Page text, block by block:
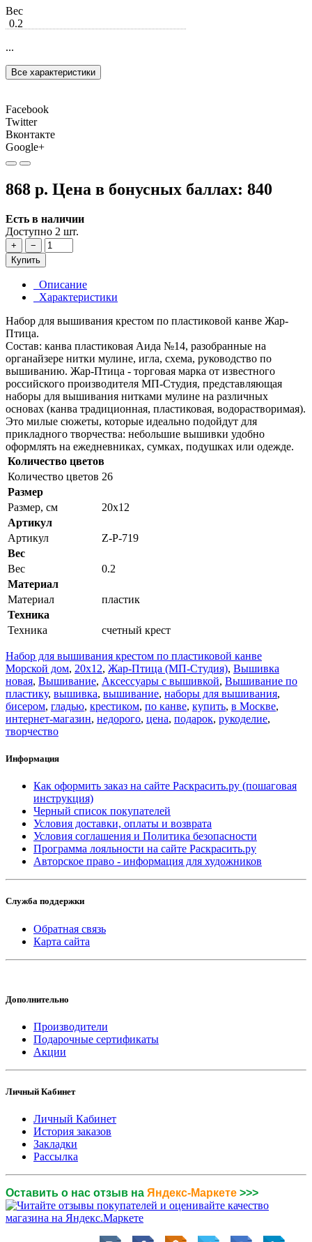
Вес
0.2
...
Все характеристики
Facebook
Twitter
Вконтакте
Google+
868 р. Цена в бонусных баллах: 840
Есть в наличии
Доступно 2 шт.
+
−
Купить
Описание
Характеристики
Набор для вышивания крестом по пластиковой канве Жар-
Птица.
Состав: канва пластиковая Аида №14, разобранные на
органайзере нитки мулине, игла, схема, руководство по
вышиванию. Жар-Птица - торговая марка от известного
российского производителя МП-Студия, представляющая
наборы для вышивания нитками мулине на различных
основах (канва традиционная, пластиковая, водорастворимая).
Это милые сюжеты, которые идеально подойдут для
прикладного творчества: небольшие вышивки удобно
оформлять на ежедневниках, сумках, подушках или одежде.
Количество цветов
Количество цветов 26
Размер
Размер, см
20x12
Артикул
Артикул
Z-Р-719
Вес
Вес
0.2
Материал
Материал
пластик
Техника
Техника
счетный крест
Набор для вышивания крестом по пластиковой канве
Морской дом, 20x12, Жар-Птица (МП-Студия), Вышивка
новая, Вышивание, Аксессуары с вышивкой, Вышивание по
пластику, вышивка, вышивание, наборы для вышивания,
бисером, гладью, крестиком, по канве, купить, в Москве,
интернет-магазин, недорого, цена, подарок, рукоделие,
творчество
Информация
Как оформить заказ на сайте Раскрасить.ру (пошаговая
инструкция)
Черный список покупателей
Условия доставки, оплаты и возврата
Условия соглашения и Политика безопасности
Программа лояльности на сайте Раскрасить.ру
Авторское право - информация для художников
Служба поддержки
Обратная связь
Карта сайта
Дополнительно
Производители
Подарочные сертификаты
Акции
Личный Кабинет
Личный Кабинет
История заказов
Закладки
Рассылка
Оставить о нас отзыв на Яндекс-Маркете >>>